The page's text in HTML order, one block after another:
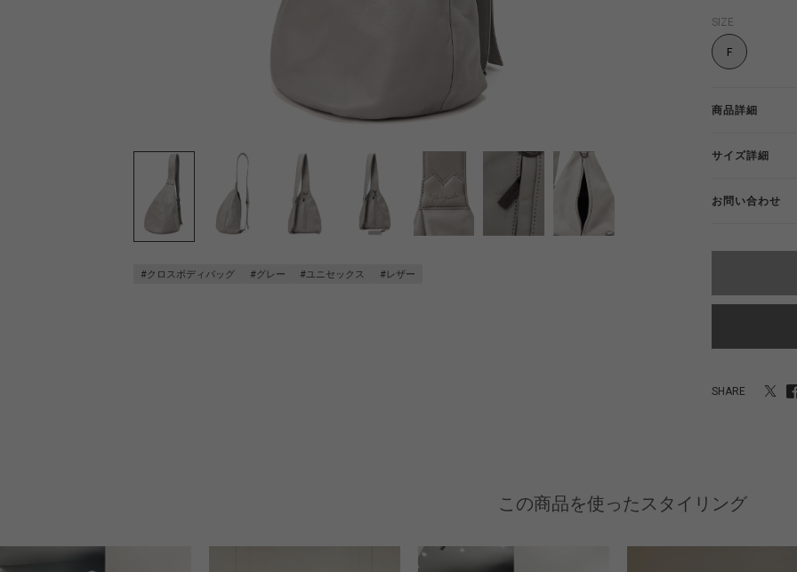
#クロスボディバッグ #グレー #ユニセックス #レザー
SIZE
F
商品詳細
サイズ詳細
お問い合わせ
SHARE
この商品を使ったスタイリング